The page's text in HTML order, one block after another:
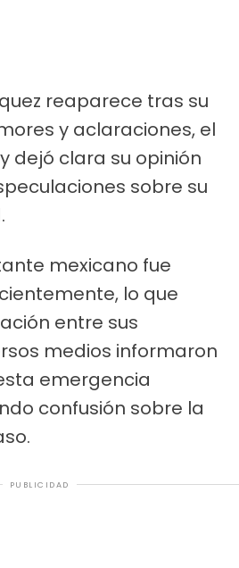
reaparece tras su
y aclaraciones, el
dejó clara su opinión
sobre su
mexicano fue
lo que
entre sus
medios informaron
emergencia
confusión sobre la
PUBLICIDAD